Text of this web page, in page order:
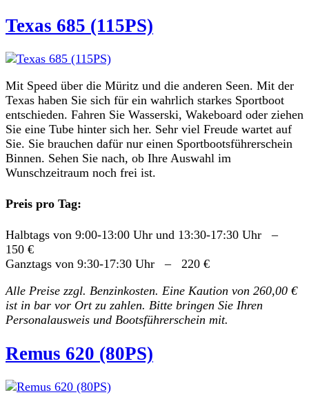
Texas 685 (115PS)
Mit Speed über die Müritz und die anderen Seen. Mit der
Texas haben Sie sich für ein wahrlich starkes Sportboot
entschieden. Fahren Sie Wasserski, Wakeboard oder ziehen
Sie eine Tube hinter sich her. Sehr viel Freude wartet auf
Sie. Sie brauchen dafür nur einen Sportbootsführerschein
Binnen. Sehen Sie nach, ob Ihre Auswahl im
Wunschzeitraum noch frei ist.
Preis pro Tag:
Halbtags von 9:00-13:00 Uhr und 13:30-17:30 Uhr –
150 €
Ganztags von 9:30-17:30 Uhr – 220 €
Alle Preise zzgl. Benzinkosten. Eine Kaution von 260,00 €
ist in bar vor Ort zu zahlen. Bitte bringen Sie Ihren
Personalausweis und Bootsführerschein mit.
Remus 620 (80PS)